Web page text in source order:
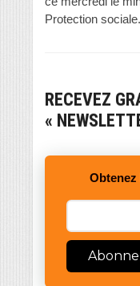
Protection
RECEVEZ
«